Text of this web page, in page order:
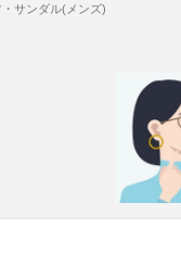
サンダル(メンズ)